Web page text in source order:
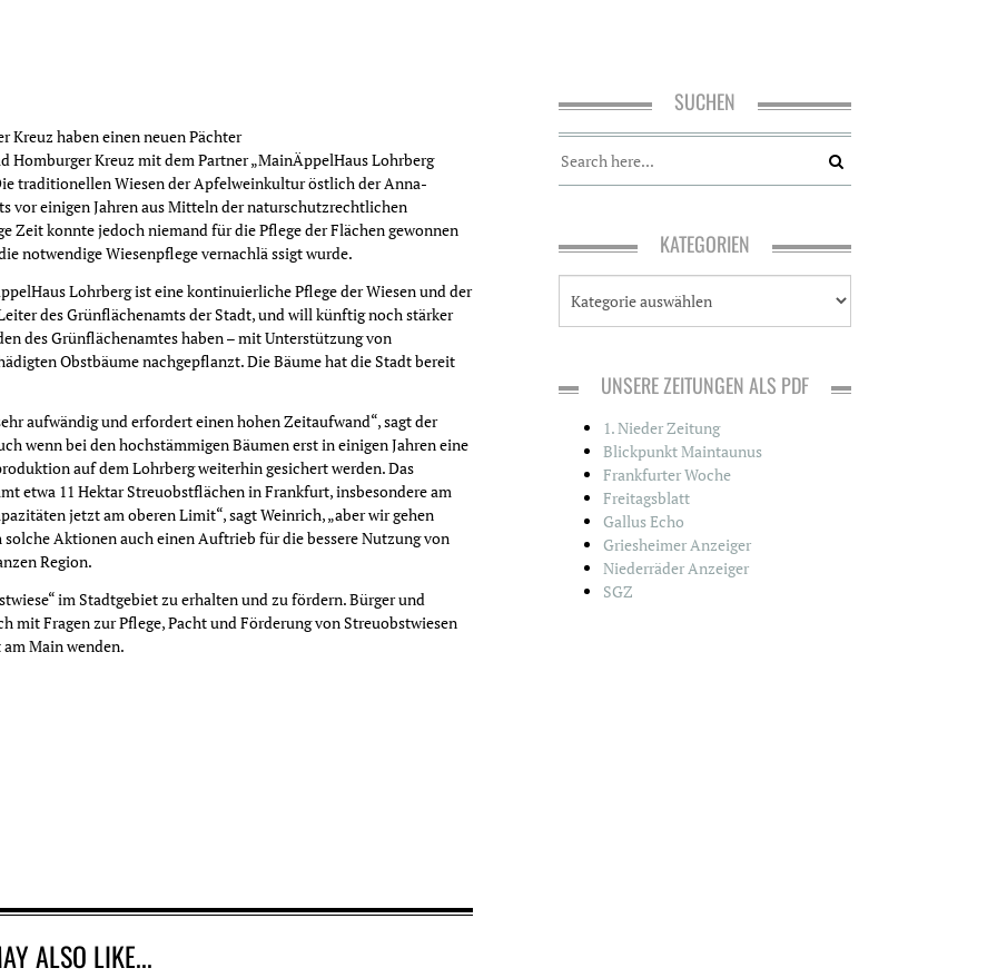
Kreuz haben einen neuen Pächter
Homburger Kreuz mit dem Partner „MainÄppelHaus Lohrberg
traditionellen Wiesen der Apfelweinkultur östlich der Anna-
vor einigen Jahren aus Mitteln der naturschutzrechtlichen
Zeit konnte jedoch niemand für die Pflege der Flächen gewonnen
notwendige Wiesenpflege vernachlä ssigt wurde.
Lohrberg ist eine kontinuierliche Pflege der Wiesen und der
des Grünflächenamts der Stadt, und will künftig noch stärker
des Grünflächenamtes haben – mit Unterstützung von
Obstbäume nachgepflanzt. Die Bäume hat die Stadt bereit
aufwändig und erfordert einen hohen Zeitaufwand“, sagt der
wenn bei den hochstämmigen Bäumen erst in einigen Jahren eine
auf dem Lohrberg weiterhin gesichert werden. Das
etwa 11 Hektar Streuobstflächen in Frankfurt, insbesondere am
jetzt am oberen Limit“, sagt Weinrich, „aber wir gehen
Aktionen auch einen Auftrieb für die bessere Nutzung von
Region.
im Stadtgebiet zu erhalten und zu fördern. Bürger und
mit Fragen zur Pflege, Pacht und Förderung von Streuobstwiesen
Main wenden.
ALSO LIKE...
SUCHEN
KATEGORIEN
t
UNSERE ZEITUNGEN ALS PDF
1. Nieder Zeitung
Blickpunkt Maintaunus
Frankfurter Woche
Freitagsblatt
Gallus Echo
Griesheimer Anzeiger
Niederräder Anzeiger
SGZ